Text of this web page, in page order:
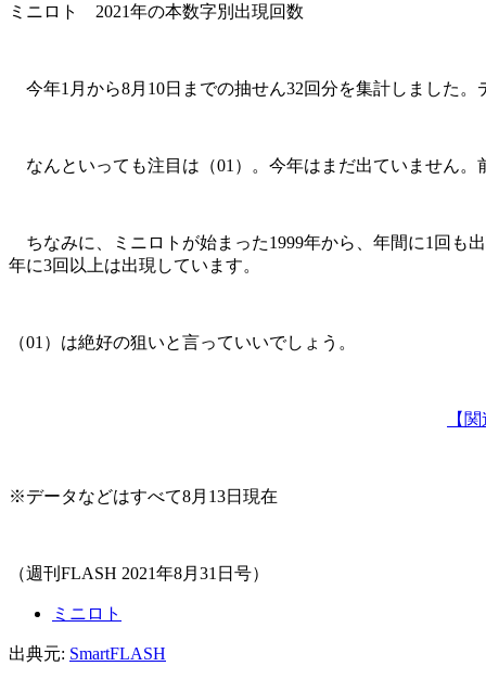
ミニロト 2021年の本数字別出現回数
今年1月から8月10日までの抽せん32回分を集計しました
なんといっても注目は（01）。今年はまだ出ていません。
ちなみに、ミニロトが始まった1999年から、年間に1回も
年に3回以上は出現しています。
（01）は絶好の狙いと言っていいでしょう。
【
※データなどはすべて8月13日現在
（週刊FLASH 2021年8月31日号）
ミニロト
出典元: SmartFLASH